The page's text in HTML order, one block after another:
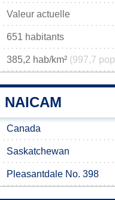
Valeur actuelle
651 habitants
385,2 hab/km² (997,7
NAICAM
Canada
Saskatchewan
Pleasantdale No. 398